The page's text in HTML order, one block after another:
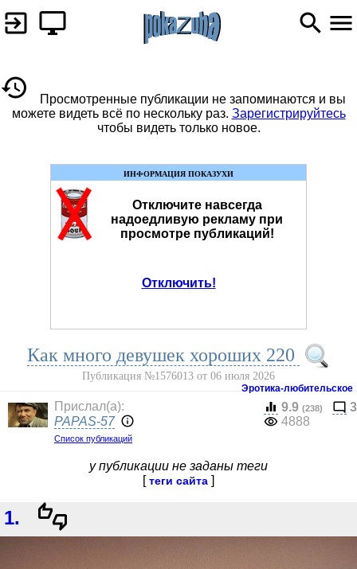
Просмотренные публикации не запоминаются и вы
можете видеть всё по нескольку раз. Зарегистрируйтесь
чтобы видеть только новое.
ИНФОРМАЦИЯ ПОКАЗУХИ
Отключите навсегда
надоедливую рекламу при
просмотре публикаций!
Отключить!
Как много девушек хороших 220
Публикация №1576013 от 06 июля 2026
Эротика-любительское
Прислал(a):
PAPAS-57
Список публикаций
9.9 (238)
3
4888
у публикации не заданы теги
[теги сайта ]
1.